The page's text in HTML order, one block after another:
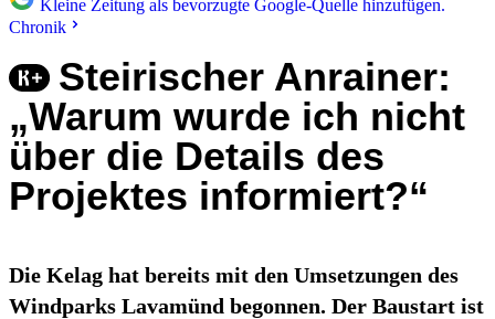
Kleine Zeitung als bevorzugte Google-Quelle hinzufügen.
Chronik
Steirischer Anrainer:
„Warum wurde ich nicht
über die Details des
Projektes informiert?“
Die Kelag hat bereits mit den Umsetzungen des
Windparks Lavamünd begonnen. Der Baustart ist